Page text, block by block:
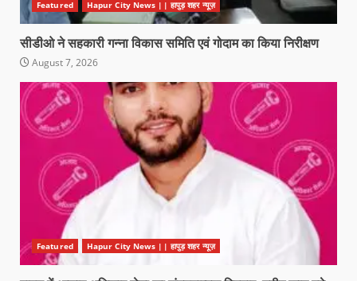
Featured Hapur City News || हापुड़ शहर न्यूज़
सीडीओ ने सहकारी गन्ना विकास समिति एवं गोदाम का किया निरीक्षण
August 7, 2026
Featured Hapur City News || हापुड़ शहर न्यूज़